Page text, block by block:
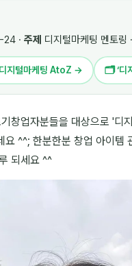
· 주제 디지털마케팅 멘토링 ·
지털마케팅 AtoZ → 🗂 ‘디
창업자분들을 대상으로 '디
^^; 한분한분 창업 아이템
되세요 ^^